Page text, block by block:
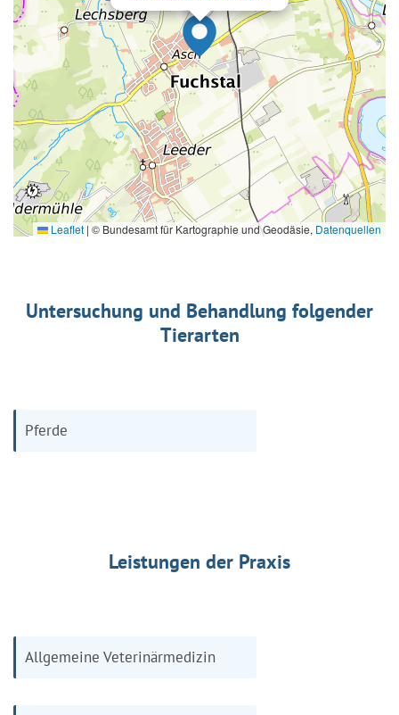
Leaflet | © Bundesamt für Kartographie und Geodäsie, Datenquellen
Untersuchung und Behandlung folgender
Tierarten
Pferde
Leistungen der Praxis
Allgemeine Veterinärmedizin